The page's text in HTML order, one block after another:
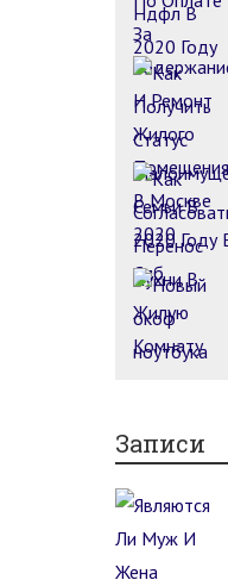
Записи